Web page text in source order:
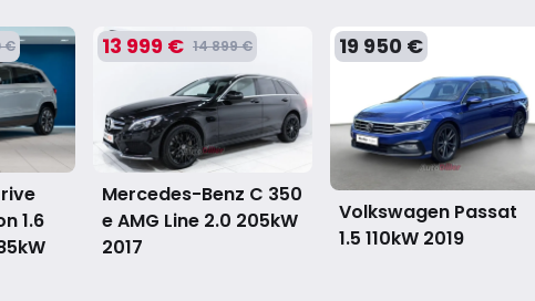
€
1.6
13 999 € 14 899 €
Mercedes-Benz C 350
e AMG Line 2.0 205kW
2017
19 950 €
Volkswagen Passat
1.5 110kW 2019